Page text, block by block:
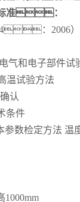
准：
4：2006）
气和电子部件
温试验方法
认
条件
参数检定方法 温
1000mm